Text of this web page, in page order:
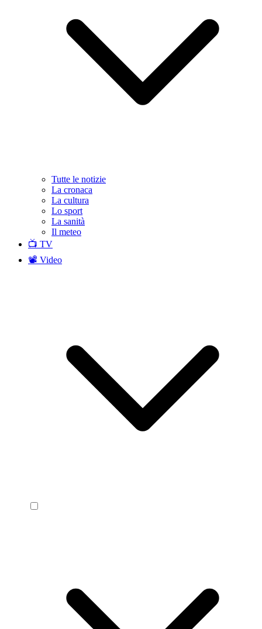
Tutte le notizie
La cronaca
La cultura
Lo sport
La sanità
Il meteo
📺 TV
📽️ Video